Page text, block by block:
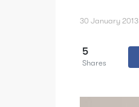
30 January 2013
5
Shares